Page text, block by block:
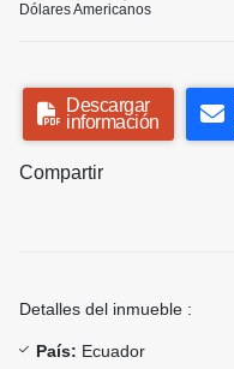
Dólares Americanos
Descargar
información
Compartir
Detalles del inmueble :
País: Ecuador